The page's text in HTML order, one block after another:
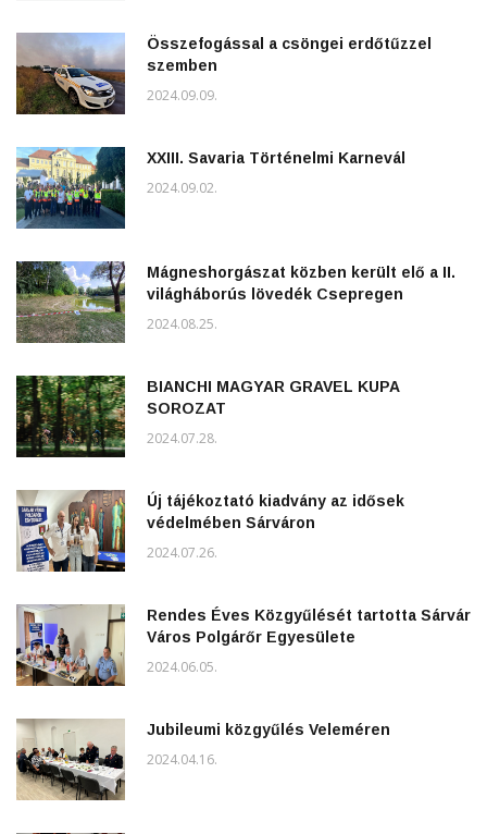
Összefogással a csöngei erdőtűzzel
szemben
2024.09.09.
XXIII. Savaria Történelmi Karnevál
2024.09.02.
Mágneshorgászat közben került elő a II.
világháborús lövedék Csepregen
2024.08.25.
BIANCHI MAGYAR GRAVEL KUPA
SOROZAT
2024.07.28.
Új tájékoztató kiadvány az idősek
védelmében Sárváron
2024.07.26.
Rendes Éves Közgyűlését tartotta Sárvár
Város Polgárőr Egyesülete
2024.06.05.
Jubileumi közgyűlés Veleméren
2024.04.16.